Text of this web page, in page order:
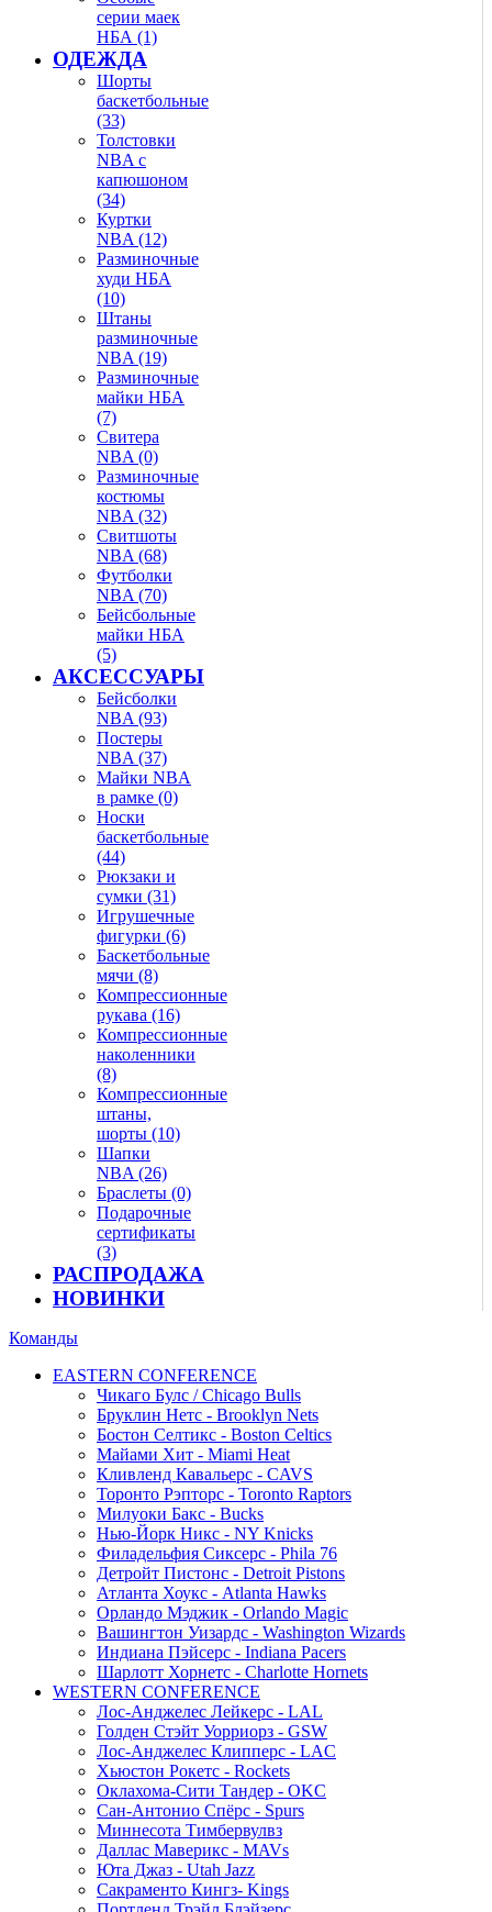
серии маек
НБА (1)
ОДЕЖДА
Шорты
баскетбольные
(33)
Толстовки
NBA с
капюшоном
(34)
Куртки
NBA (12)
Разминочные
худи НБА
(10)
Штаны
разминочные
NBA (19)
Разминочные
майки НБА
(7)
Свитера
NBA (0)
Разминочные
костюмы
NBA (32)
Свитшоты
NBA (68)
Футболки
NBA (70)
Бейсбольные
майки НБА
(5)
АКСЕССУАРЫ
Бейсболки
NBA (93)
Постеры
NBA (37)
Майки NBA
в рамке (0)
Носки
баскетбольные
(44)
Рюкзаки и
сумки (31)
Игрушечные
фигурки (6)
Баскетбольные
мячи (8)
Компрессионные
рукава (16)
Компрессионные
наколенники
(8)
Компрессионные
штаны,
шорты (10)
Шапки
NBA (26)
Браслеты (0)
Подарочные
сертификаты
(3)
РАСПРОДАЖА
НОВИНКИ
Команды
EASTERN CONFERENCE
Чикаго Булс / Chicago Bulls
Бруклин Нетс - Brooklyn Nets
Бостон Селтикс - Boston Celtics
Майами Хит - Miami Heat
Кливленд Кавальерс - CAVS
Торонто Рэпторс - Toronto Raptors
Милуоки Бакс - Bucks
Нью-Йорк Никс - NY Knicks
Филадельфия Сиксерс - Phila 76
Детройт Пистонс - Detroit Pistons
Атланта Хоукс - Atlanta Hawks
Орландо Мэджик - Orlando Magic
Вашингтон Уизардс - Washington Wizards
Индиана Пэйсерс - Indiana Pacers
Шарлотт Хорнетс - Charlotte Hornets
WESTERN CONFERENCE
Лос-Анджелес Лейкерс - LAL
Голден Стэйт Уорриорз - GSW
Лос-Анджелес Клипперс - LAC
Хьюстон Рокетс - Rockets
Оклахома-Сити Тандер - OKC
Сан-Антонио Спёрс - Spurs
Миннесота Тимбервулвз
Даллас Маверикс - MAVs
Юта Джаз - Utah Jazz
Сакраменто Кингз- Kings